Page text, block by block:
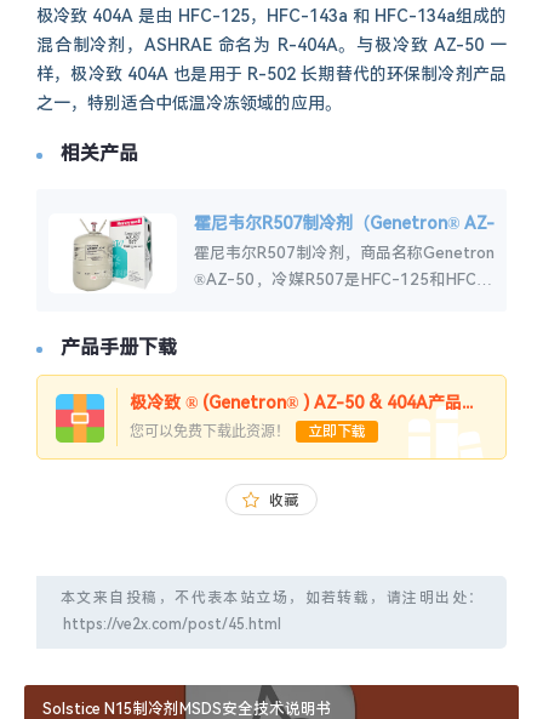
极冷致 404A 是由 HFC-125，HFC-143a 和 HFC-134a组成的
混合制冷剂，ASHRAE 命名为 R-404A。与极冷致 AZ-50 一
样，极冷致 404A 也是用于 R-502 长期替代的环保制冷剂产品
之一，特别适合中低温冷冻领域的应用。
相关产品
霍尼韦尔R507制冷剂（Genetron® AZ-
50）
霍尼韦尔R507制冷剂，商品名称Genetron
®AZ-50，冷媒R507是HFC-125和HFC-1
产品手册下载
极冷致 ® (Genetron® ) AZ-50 & 404A产品手册
您可以免费下载此资源！ 立即下载
收藏
本文来自投稿，不代表本站立场，如若转载，请注明出处：
Solstice N15制冷剂MSDS安全技术说明书